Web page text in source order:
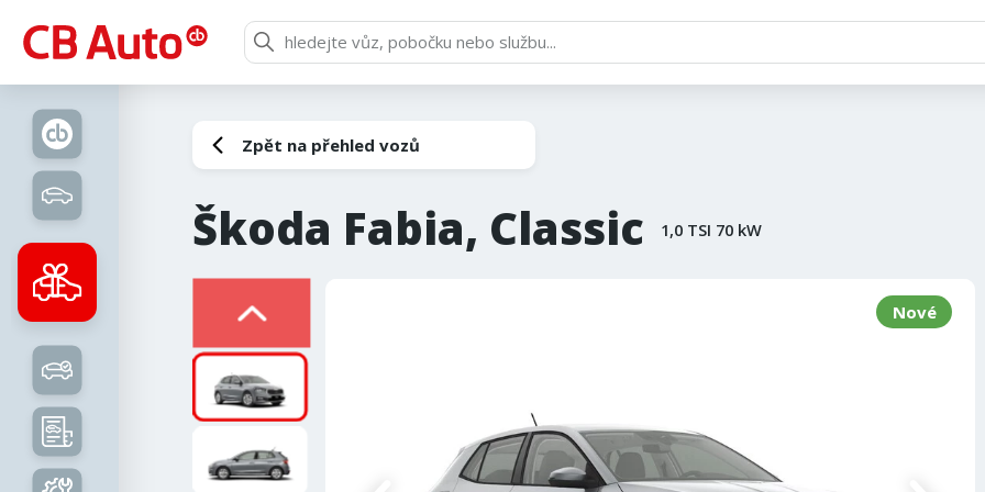
Zpět na přehled vozů
Škoda Fabia, Classic 1,0 TSI 70 kW
Nové